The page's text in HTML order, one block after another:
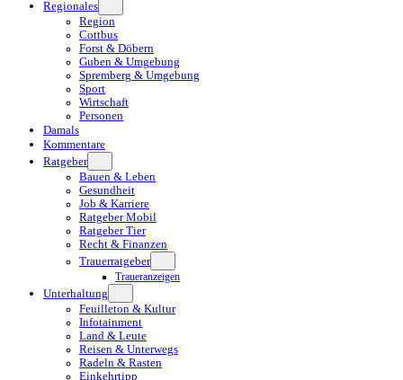
Regionales
Region
Cottbus
Forst & Döbern
Guben & Umgebung
Spremberg & Umgebung
Sport
Wirtschaft
Personen
Damals
Kommentare
Ratgeber
Bauen & Leben
Gesundheit
Job & Karriere
Ratgeber Mobil
Ratgeber Tier
Recht & Finanzen
Trauerratgeber
Traueranzeigen
Unterhaltung
Feuilleton & Kultur
Infotainment
Land & Leute
Reisen & Unterwegs
Radeln & Rasten
Einkehrtipp